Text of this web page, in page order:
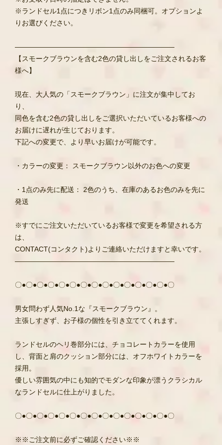
※ランドセル1点につきリボン1点のみ同梱可。オプションよ
りお選びください。
―――――――――――――――――――――――
【スモークブラウンを含む2色の貸し出しをご注文されるお客
様へ】
現在、大人気の「スモークブラウン」に注文が集中してお
り、
同色を含む2色の貸し出しをご選択いただいているお客様への
お届けに遅れが生じております。
下記への変更で、より早いお届けが可能です。
・カラーの変更： スモークブラウン以外のお色への変更
・1点のみ先に配送： 2色のうち、在庫のあるお色のみを先に
発送
※すでにご注文いただいているお客様で変更を希望される方
は、
CONTACT(コンタクト)よりご連絡いただけますと幸いです。
―――――――――――――――――――――――
〇●〇●〇●〇●〇●〇●〇●〇●〇●〇●〇●〇●〇●〇●〇
男女問わず人気No.1な『スモークブラウン』。
主張しすぎず、お子様の個性を引き立ててくれます。
ランドセルのヘリ巻部分には、チョコレートカラーを使用
し、背面と肩のクッション部分には、オフホワイトカラーを
採用。
優しい雰囲気の中にも知的でモダンな印象が漂うクラシカル
なランドセルに仕上がりました。
〇●〇●〇●〇●〇●〇●〇●〇●〇●〇●〇●〇●〇●〇●〇
※※ご注文前に必ずご確認ください※※